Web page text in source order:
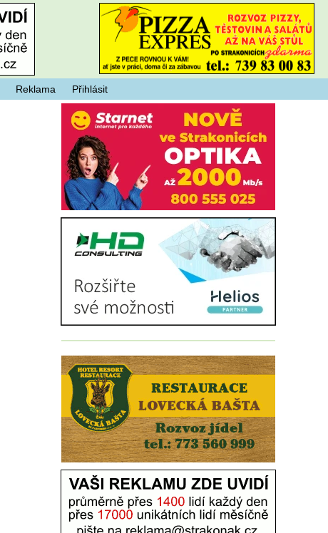
Reklama Přihlásit